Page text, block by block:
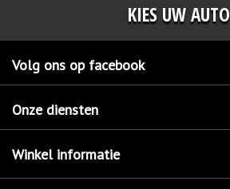
KIES UW AUTO
Volg ons op facebook
Onze diensten
Winkel informatie